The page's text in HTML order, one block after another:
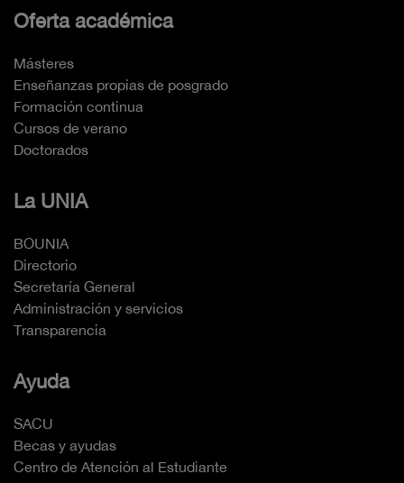
Oferta académica
Másteres
Enseñanzas propias de posgrado
Formación continua
Cursos de verano
Doctorados
La UNIA
BOUNIA
Directorio
Secretaría General
Administración y servicios
Transparencia
Ayuda
SACU
Becas y ayudas
Centro de Atención al Estudiante